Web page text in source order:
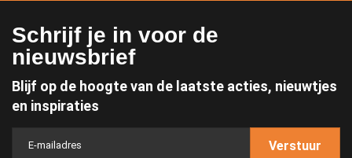
Schrijf je in voor de
nieuwsbrief
Blijf op de hoogte van de laatste acties, nieuwtjes
en inspiraties
Verstuur